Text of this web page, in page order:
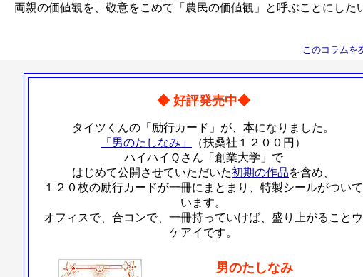
両親の価値観を、敬意をこめて「農民の価値観」と呼ぶことにした
このコラムを
◆ 好評発売中◆
タイツくんの「励行カード」が、本になりました。
「男のたしなみ」
（扶桑社１２００円）
ハイハイＱさん「創業大学」で
はじめて公開させていただいた初期の作品を含め、
１２０枚の励行カードが一冊にまとまり、特製シールがついて
います。
オフィスで、合コンで、一冊持っていけば、盛り上がることウ
ケアイです。
男のたしなみ